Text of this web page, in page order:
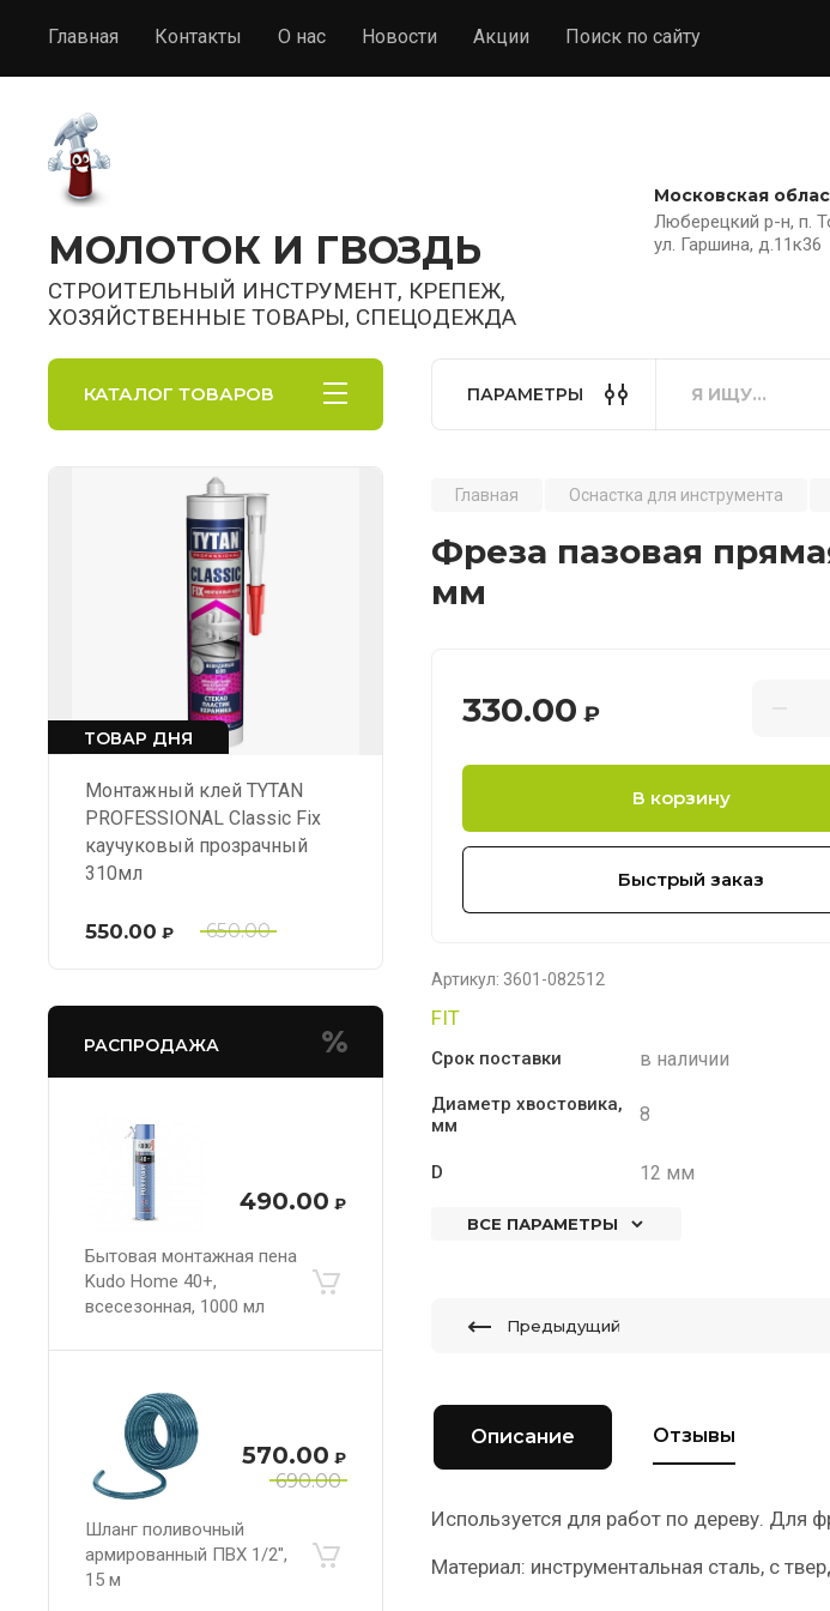
Главная Контакты О нас Новости Акции Поиск по сайту
МОЛОТОК И ГВОЗДЬ
СТРОИТЕЛЬНЫЙ ИНСТРУМЕНТ, КРЕПЕЖ,
ХОЗЯЙСТВЕННЫЕ ТОВАРЫ, СПЕЦОДЕЖДА
Московская
Люберецкий р-н, п.
ул. Гаршина, д.11к36
КАТАЛОГ ТОВАРОВ ПАРАМЕТРЫ
ТОВАР ДНЯ
Монтажный клей TYTAN
PROFESSIONAL Classic Fix
каучуковый прозрачный
310мл
650.00
550.00 ₽
РАСПРОДАЖА
490.00 ₽
Бытовая монтажная пена
Kudo Home 40+,
всесезонная, 1000 мл
690.00
570.00 ₽
Шланг поливочный
армированный ПВХ 1/2",
15 м
Главная Оснастка для инструмента
Фреза пазовая
мм
330.00 ₽
В корзину
Быстрый заказ
Артикул: 3601-082512
FIT
Срок поставки в наличии
Диаметр хвостовика,
мм
8
D 12 мм
ВСЕ ПАРАМЕТРЫ
Предыдущий
Описание Отзывы
Используется для работ по дереву. Для
Материал: инструментальная сталь, с